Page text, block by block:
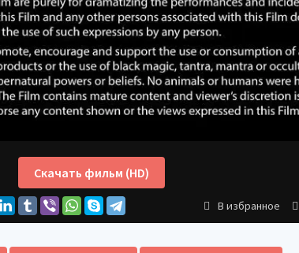
Скачать фильм (HD)
В избранное